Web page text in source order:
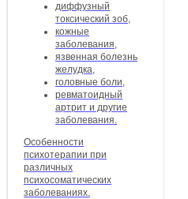
диффузный
токсический зоб,
кожные
заболевания,
язвенная болезнь
желудка,
головные боли,
ревматоидный
артрит и другие
заболевания.
Особенности
психотерапии при
различных
психосоматических
заболеваниях.